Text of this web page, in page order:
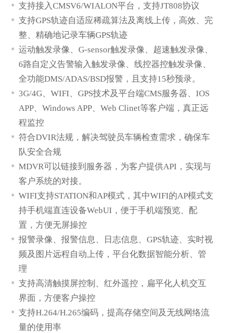
发送留言
支持接入CMSV6/WIALON平台，支持JT808协议
支持GPS轨迹自适应稀疏算法及离线上传，高效、完
整、精确地记录车辆GPS轨迹
运动触发录像、G-sensor触发录像、超速触发录像、
6路自定义告警输入触发录像、线控器控触发录像、
全功能DMS/ADAS/BSD报警，且支持15秒预录。
3G/4G、WIFI、GPS技术及平台端CMS服务器、IOS
APP、Windows APP、Web Clinet等客户端，真正远
程监控
符合DVIR法规，解决驾驶员车辆检查需求，确保车
队安全合规
MDVR可以链接到服务器，为客户提供API，实现与
客户系统的对接。
WIFI支持STATION和AP模式，其中WIFI的AP模式支
持手机端直连设备WebUI，便于手机端预览、配
置，方便无屏操控
报警录像、报警信息、日志信息、GPS轨迹、实时视
频及图片远程自动上传，平台化数据智能分析、管
理
支持高清触摸屏控制、红外遥控，扁平化人机交互
界面，方便客户操控
支持H.264/H.265编码，提高存储空间及无线网络流
量的使用率